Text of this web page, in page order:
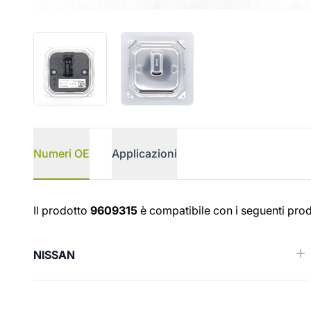
Numeri OE Applicazioni
Numeri OE
Il prodotto 9609315 è compatibile con i seguenti
NISSAN